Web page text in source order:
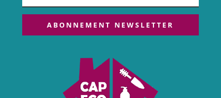
ABONNEMENT NEWSLETTER